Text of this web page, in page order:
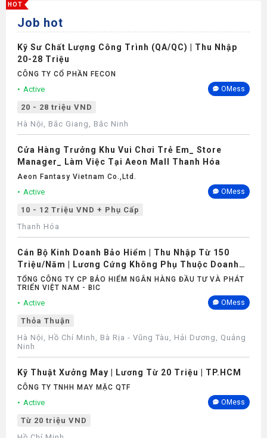
Bảo hiểm
HOT
Job hot
Kỹ Sư Chất Lượng Công Trình (QA/QC) | Thu Nhập
20-28 Triệu
CÔNG TY CỔ PHẦN FECON
Active OMess
20 - 28 triệu VND
Hà Nội, Bắc Giang, Bắc Ninh
Cửa Hàng Trưởng Khu Vui Chơi Trẻ Em_ Store
Manager_ Làm Việc Tại Aeon Mall Thanh Hóa
Aeon Fantasy Vietnam Co.,ltd.
Active OMess
10 - 12 Triệu VND + Phụ Cấp
Thanh Hóa
Cán Bộ Kinh Doanh Bảo Hiểm | Thu Nhập Từ 150
Triệu/Năm | Lương Cứng Không Phụ Thuộc Doanh
Số
TỔNG CÔNG TY CP BẢO HIỂM NGÂN HÀNG ĐẦU TƯ VÀ PHÁT
TRIỂN VIỆT NAM - BIC
Active OMess
Thỏa Thuận
Hà Nội, Hồ Chí Minh, Bà Rịa - Vũng Tàu, Hải Dương, Quảng
Ninh
Kỹ Thuật Xưởng May | Lương Từ 20 Triệu | TP.HCM
CÔNG TY TNHH MAY MẶC QTF
Active OMess
Từ 20 triệu VND